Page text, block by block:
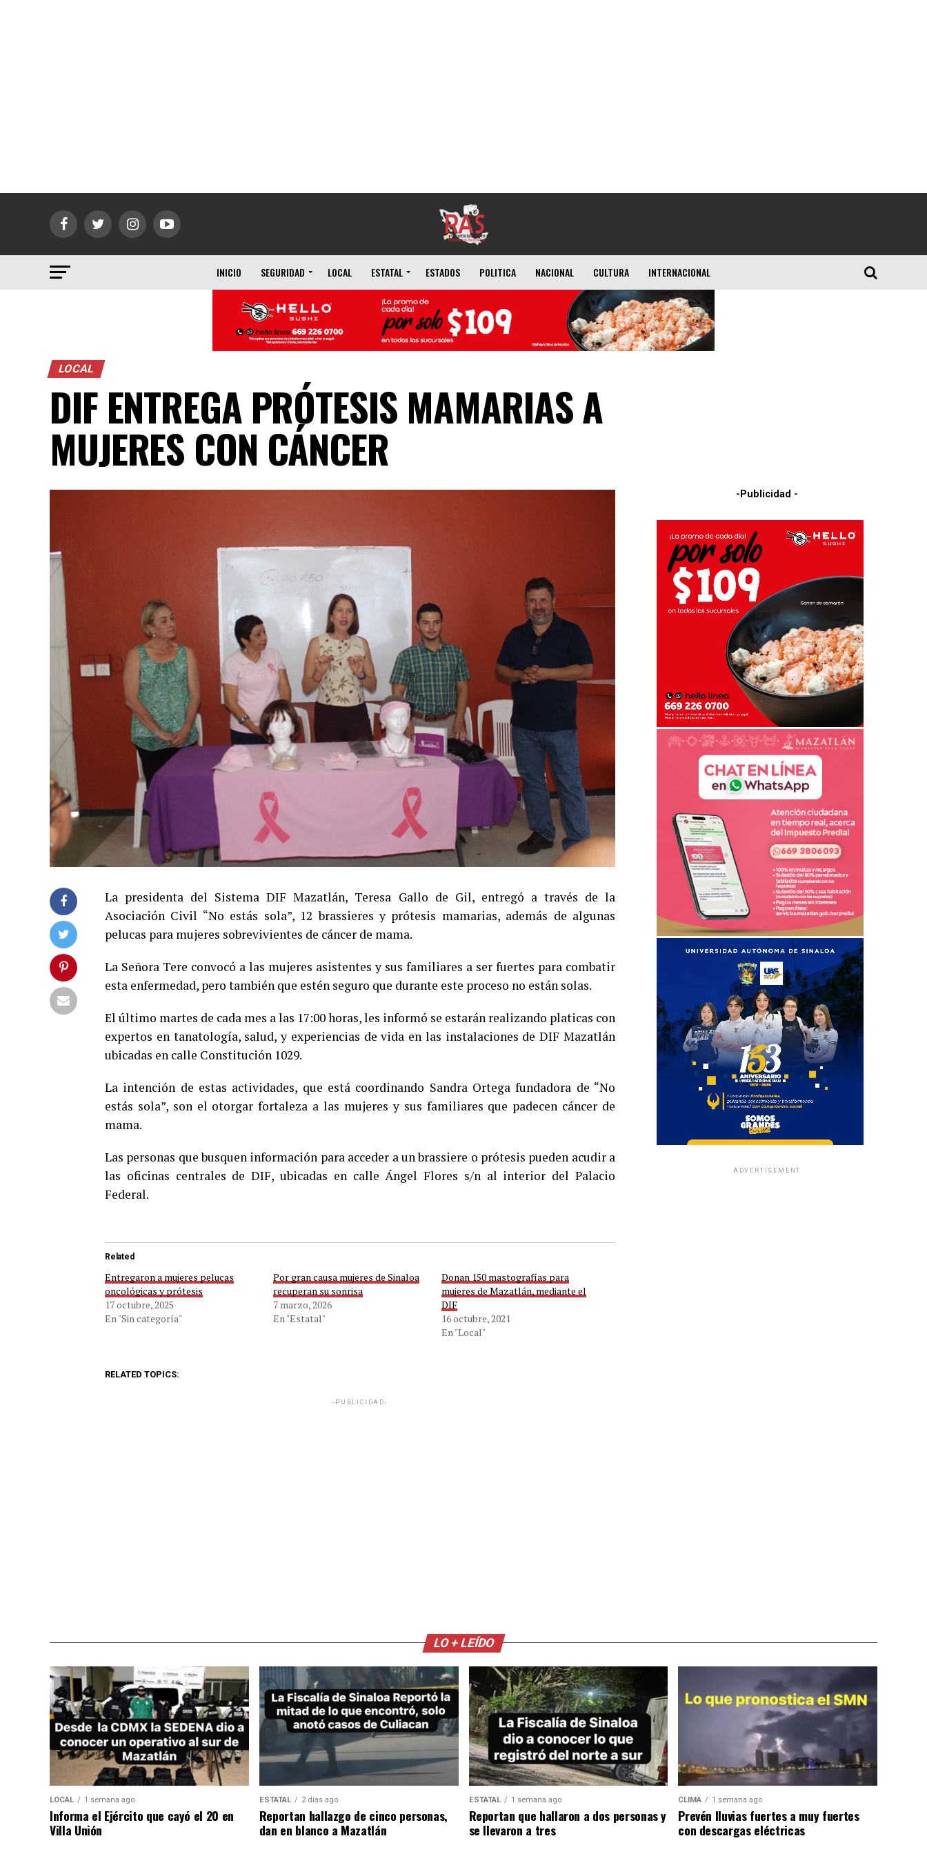
INICIO SEGURIDAD LOCAL ESTATAL ESTADOS POLITICA NACIONAL CULTURA INTERNACIONAL
LOCAL
DIF ENTREGA PRÓTESIS MAMARIAS A
MUJERES CON CÁNCER
La presidenta del Sistema DIF Mazatlán, Teresa Gallo de Gil, entregó a través de la
Asociación Civil “No estás sola”, 12 brassieres y prótesis mamarias, además de algunas
pelucas para mujeres sobrevivientes de cáncer de mama.
La Señora Tere convocó a las mujeres asistentes y sus familiares a ser fuertes para combatir
esta enfermedad, pero también que estén seguro que durante este proceso no están solas.
El último martes de cada mes a las 17:00 horas, les informó se estarán realizando platicas con
expertos en tanatología, salud, y experiencias de vida en las instalaciones de DIF Mazatlán
ubicadas en calle Constitución 1029.
La intención de estas actividades, que está coordinando Sandra Ortega fundadora de “No
estás sola”, son el otorgar fortaleza a las mujeres y sus familiares que padecen cáncer de
mama.
Las personas que busquen información para acceder a un brassiere o prótesis pueden acudir a
las oficinas centrales de DIF, ubicadas en calle Ángel Flores s/n al interior del Palacio
Federal.
Related
Entregaron a mujeres pelucas
oncológicas y prótesis
17 octubre, 2025
En "Sin categoría"
Por gran causa mujeres de Sinaloa
recuperan su sonrisa
7 marzo, 2026
En "Estatal"
Donan 150 mastografías para
mujeres de Mazatlán, mediante el
DIF
16 octubre, 2021
En "Local"
RELATED TOPICS:
-PUBLICIDAD-
-Publicidad -
ADVERTISEMENT
LO + LEÍDO
LOCAL 1 semana ago
Informa el Ejército que cayó el 20 en
Villa Unión
ESTATAL 2 días ago
Reportan hallazgo de cinco personas,
dan en blanco a Mazatlán
ESTATAL 1 semana ago
Reportan que hallaron a dos personas y
se llevaron a tres
CLIMA 1 semana ago
Prevén lluvias fuertes a muy fuertes
con descargas eléctricas